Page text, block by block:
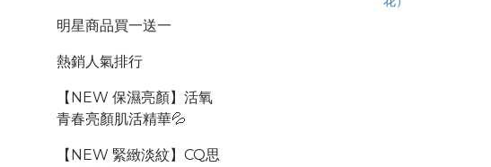
明星商品買一送一
熱銷人氣排行
【NEW 保濕亮顏】活氧
青春亮顏肌活精華💦
【NEW 緊緻淡紋】CQ思